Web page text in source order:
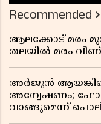
Recommended
ആലക്കോട് മരം
തലയിൽ മരം വീണ്
അർജുൻ ആയങ്കിയെ
അന്വേഷണം; ഫോൺ
വാങ്ങുമെന്ന്